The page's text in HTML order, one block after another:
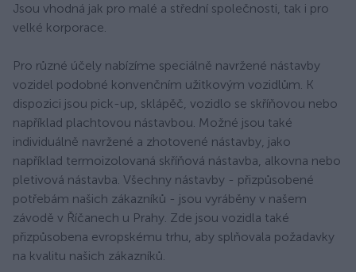
Jsou vhodná jak pro malé a střední společnosti, tak i pro
velké korporace.
Pro různé účely nabízíme speciálně navržené nástavby
vozidel podobné konvenčním užitkovým vozidlům. K
dispozici jsou pick-up, sklápěč, vozidlo se skříňovou nebo
například plachtovou nástavbou. Možné jsou také
individuálně navržené a zhotovené nástavby, jako
například termoizolovaná skříňová nástavba, alkovna nebo
pletivová nástavba. Všechny nástavby - přizpůsobené
potřebám našich zákazníků - jsou vyráběny v našem
závodě v Říčanech u Prahy. Zde jsou vozidla také
přizpůsobena evropskému trhu, aby splňovala požadavky
na kvalitu našich zákazníků.